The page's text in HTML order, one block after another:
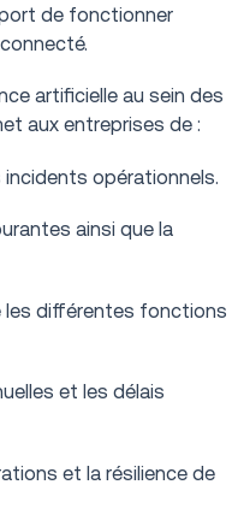
de fonctionner
artificielle au sein des
aux entreprises de :
opérationnels.
ainsi que la
les différentes fonctions
et les délais
et la résilience de